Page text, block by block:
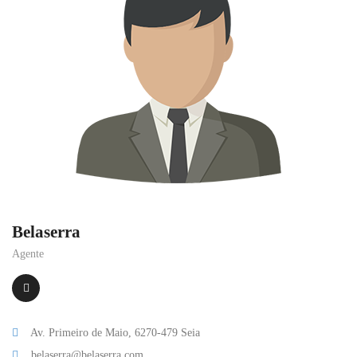
Belaserra
Agente
Av. Primeiro de Maio, 6270-479 Seia